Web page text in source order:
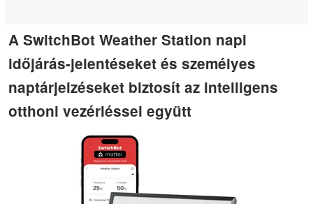
A SwitchBot Weather Station napi
időjárás-jelentéseket és személyes
naptárjelzéseket biztosít az intelligens
otthoni vezérléssel együtt